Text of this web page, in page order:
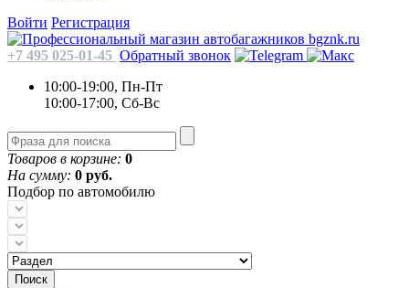
Войти Регистрация
+7 495 025-01-45 Обратный звонок
10:00-19:00, Пн-Пт
10:00-17:00, Сб-Вс
Товаров в корзине: 0
На сумму: 0 руб.
Подбор по автомобилю
Поиск